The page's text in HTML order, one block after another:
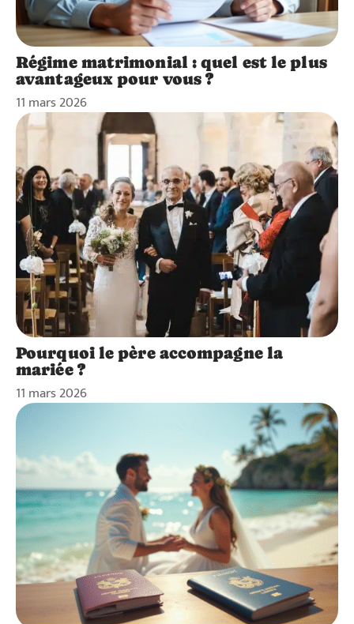
Régime matrimonial : quel est le plus
avantageux pour vous ?
11 mars 2026
Pourquoi le père accompagne la
mariée ?
11 mars 2026